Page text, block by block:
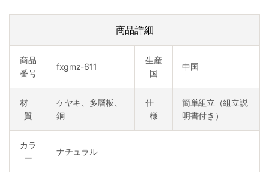
商品詳細
商品
番号
fxgmz-611
生産
国
中国
材
質
ケヤキ、多層板、
銅
仕
様
簡単組立（組立説
明書付き）
カラ
ー
ナチュラル